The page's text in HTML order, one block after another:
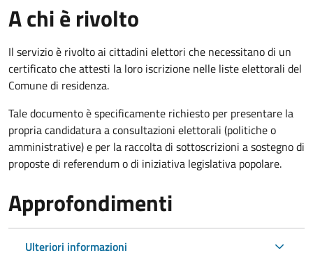
A chi è rivolto
Il servizio è rivolto ai cittadini elettori che necessitano di un
certificato che attesti la loro iscrizione nelle liste elettorali del
Comune di residenza.
Tale documento è specificamente richiesto per presentare la
propria candidatura a consultazioni elettorali (politiche o
amministrative) e per la raccolta di sottoscrizioni a sostegno di
proposte di referendum o di iniziativa legislativa popolare.
Approfondimenti
Ulteriori informazioni